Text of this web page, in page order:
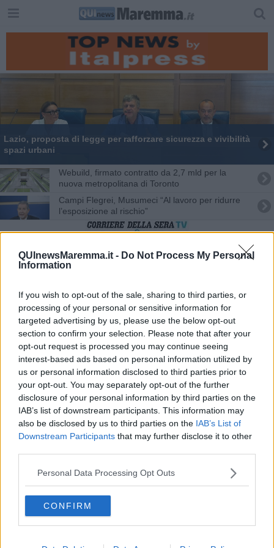
QUInewsMaremma.it - Do Not Process My Personal
Information
If you wish to opt-out of the sale, sharing to third parties, or
processing of your personal or sensitive information for
targeted advertising by us, please use the below opt-out
section to confirm your selection. Please note that after your
opt-out request is processed you may continue seeing
interest-based ads based on personal information utilized by
us or personal information disclosed to third parties prior to
your opt-out. You may separately opt-out of the further
disclosure of your personal information by third parties on the
IAB’s list of downstream participants. This information may
also be disclosed by us to third parties on the IAB’s List of
Downstream Participants that may further disclose it to other
Personal Data Processing Opt Outs
CONFIRM
Lazio, proposta di legge per rafforzare sicurezza e vivibilità
spazi urbani
Webuild, firmato contratto da 2,7 mld per la
nuova metropolitana di Toronto
Campi Flegrei, Musumeci “Al lavoro per ridurre
l’esposizione al rischio”
Anche gli elefanti soffrono il caldo record, a Budapest
vengono rinfrescati con getti d'acqua
Mafia e appalti pubblici, blitz a Messina con 12
misure cautelari
Scritte contro Meloni e i poliziotti a Siena, Digos
denuncia 24enne albanese
Dalla Liguria appello alla prevenzione “Non
guardate direttamente l’eclissi”
Papa ai giovani ad Assisi “Coraggio di compiere
scelte è atto più rivoluzionario”
Excellence Film Festival
Corte dei Conti scopre danno erariale da 600 mila
Cina, vendite al dettaglio crescono a Hong Kong
per 14 mesi consecutivi
Cina, banca Ubs rialza al 4,5% le previsioni su